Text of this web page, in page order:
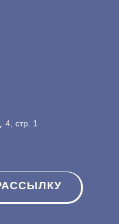
4, стр. 1